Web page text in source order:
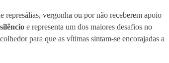
vergonha ou por não receberem apoio
e representa um dos maiores desafios no
para que as vítimas sintam-se encorajadas a